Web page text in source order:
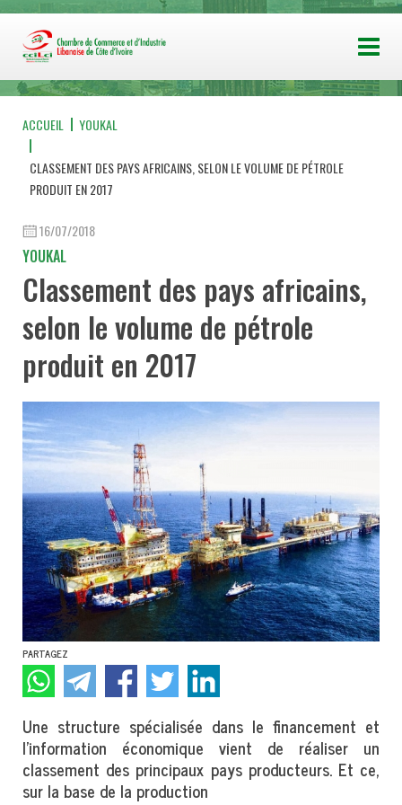
ACCUEIL YOUKAL
CLASSEMENT DES PAYS AFRICAINS, SELON LE VOLUME DE PÉTROLE
PRODUIT EN 2017
16/07/2018
YOUKAL
Classement des pays africains,
selon le volume de pétrole
produit en 2017
PARTAGEZ
Une structure spécialisée dans le financement et
l’information économique vient de réaliser un
classement des principaux pays producteurs. Et ce,
sur la base de la production